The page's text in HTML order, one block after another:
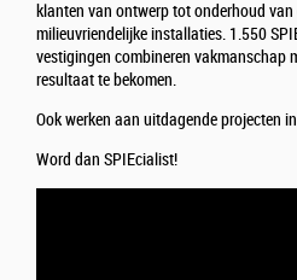
klanten van ontwerp tot onderhoud van
milieuvriendelijke installaties. 1.550
vestigingen combineren vakmanschap
resultaat te bekomen.
Ook werken aan uitdagende projecten
Word dan SPIEcialist!